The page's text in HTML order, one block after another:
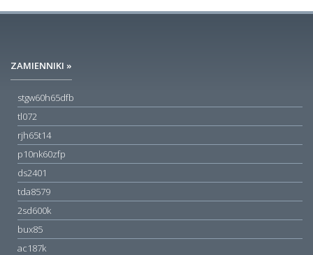
ZAMIENNIKI »
stgw60h65dfb
tl072
rjh65t14
p10nk60zfp
ds2401
tda8579
2sd600k
bux85
ac187k